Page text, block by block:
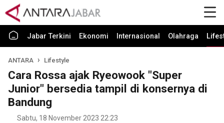
Jabar Terkini Ekonomi Internasional Olahraga
ANTARA Lifestyle
Cara Rossa ajak Ryeowook "Super
Junior" bersedia tampil di konsernya di
Bandung
Sabtu, 18 November 2023 22:23